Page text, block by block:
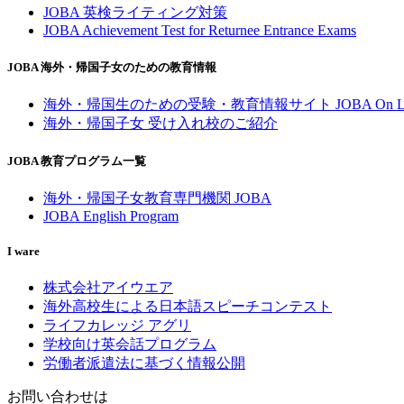
JOBA 英検ライティング対策
JOBA Achievement Test for Returnee Entrance Exams
JOBA 海外・帰国子女のための教育情報
海外・帰国生のための受験・教育情報サイト JOBA On
海外・帰国子女 受け入れ校のご紹介
JOBA 教育プログラム一覧
海外・帰国子女教育専門機関 JOBA
JOBA English Program
I ware
株式会社アイウエア
海外高校生による日本語スピーチコンテスト
ライフカレッジ アグリ
学校向け英会話プログラム
労働者派遣法に基づく情報公開
お問い合わせは